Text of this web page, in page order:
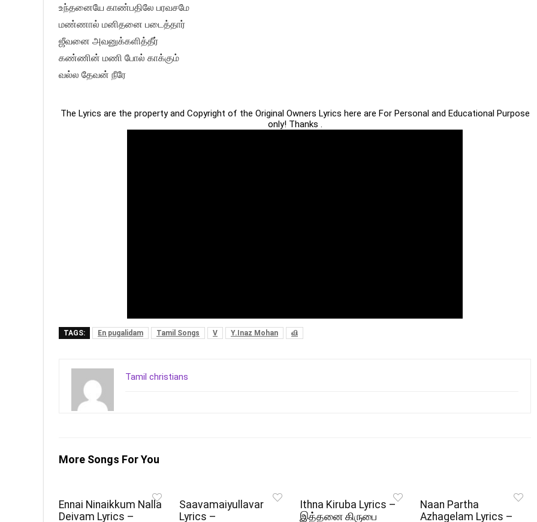
உந்தனையே காண்பதிலே பரவசமே
மண்ணால் மனிதனை படைத்தார்
ஜீவனை அவனுக்களித்தீர்
கண்ணின் மணி போல் காக்கும்
வல்ல தேவன் நீரே
The Lyrics are the property and Copyright of the Original Owners Lyrics here are For Personal and Educational Purpose
only! Thanks .
TAGS: En pugalidam Tamil Songs V Y.Inaz Mohan வி
Tamil christians
More Songs For You
Ennai Ninaikkum Nalla
Deivam Lyrics –
Saavamaiyullavar
Lyrics –
Ithna Kiruba Lyrics –
இத்தனை கிருபை
Naan Partha
Azhagelam Lyrics –